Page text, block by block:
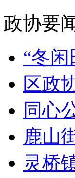
政协要
“冬闲
区政
同心
鹿山
灵桥